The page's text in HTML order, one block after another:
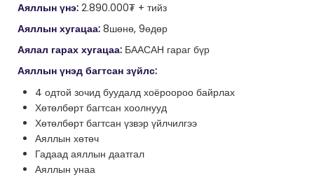
Аяллын үнэ: 2.890.000₮ + тийз
Аяллын хугацаа: 8шөнө, 9өдөр
Аялал гарах хугацаа: БААСАН гараг бүр
Аяллын үнэд багтсан зүйлс:
4 одтой зочид буудалд хоёроороо байрлах
Хөтөлбөрт багтсан хоолнууд
Хөтөлбөрт багтсан үзвэр үйлчилгээ
Аяллын хөтөч
Гадаад аяллын даатгал
Аяллын унаа